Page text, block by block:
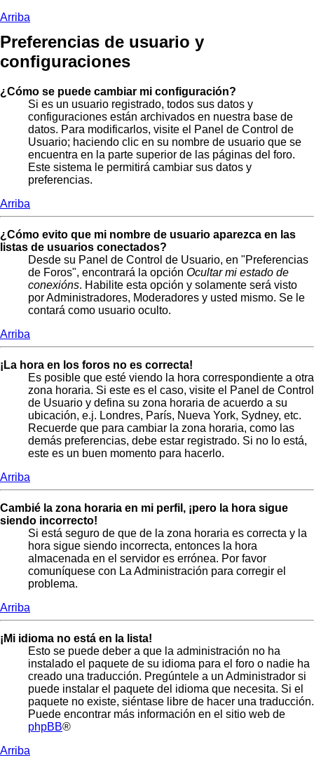
Arriba
Preferencias de usuario y
configuraciones
¿Cómo se puede cambiar mi configuración?
Si es un usuario registrado, todos sus datos y
configuraciones están archivados en nuestra base de
datos. Para modificarlos, visite el Panel de Control de
Usuario; haciendo clic en su nombre de usuario que se
encuentra en la parte superior de las páginas del foro.
Este sistema le permitirá cambiar sus datos y
preferencias.
Arriba
¿Cómo evito que mi nombre de usuario aparezca en las
listas de usuarios conectados?
Desde su Panel de Control de Usuario, en "Preferencias
de Foros", encontrará la opción Ocultar mi estado de
conexións. Habilite esta opción y solamente será visto
por Administradores, Moderadores y usted mismo. Se le
contará como usuario oculto.
Arriba
¡La hora en los foros no es correcta!
Es posible que esté viendo la hora correspondiente a otra
zona horaria. Si este es el caso, visite el Panel de Control
de Usuario y defina su zona horaria de acuerdo a su
ubicación, e.j. Londres, París, Nueva York, Sydney, etc.
Recuerde que para cambiar la zona horaria, como las
demás preferencias, debe estar registrado. Si no lo está,
este es un buen momento para hacerlo.
Arriba
Cambié la zona horaria en mi perfil, ¡pero la hora sigue
siendo incorrecto!
Si está seguro de que de la zona horaria es correcta y la
hora sigue siendo incorrecta, entonces la hora
almacenada en el servidor es errónea. Por favor
comuníquese con La Administración para corregir el
problema.
Arriba
¡Mi idioma no está en la lista!
Esto se puede deber a que la administración no ha
instalado el paquete de su idioma para el foro o nadie ha
creado una traducción. Pregúntele a un Administrador si
puede instalar el paquete del idioma que necesita. Si el
paquete no existe, siéntase libre de hacer una traducción.
Puede encontrar más información en el sitio web de
phpBB®
Arriba